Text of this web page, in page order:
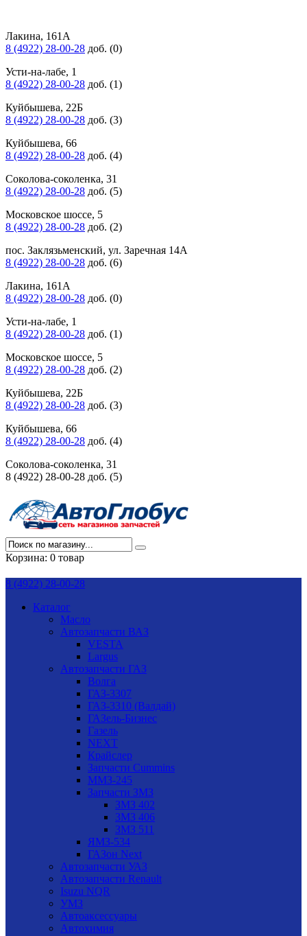
Лакина, 161А
8 (4922) 28-00-28 доб. (0)
Усти-на-лабе, 1
8 (4922) 28-00-28 доб. (1)
Куйбышева, 22Б
8 (4922) 28-00-28 доб. (3)
Куйбышева, 66
8 (4922) 28-00-28 доб. (4)
Соколова-соколенка, 31
8 (4922) 28-00-28 доб. (5)
Московское шоссе, 5
8 (4922) 28-00-28 доб. (2)
пос. Заклязьменский, ул. Заречная 14А
8 (4922) 28-00-28 доб. (6)
Лакина, 161А
8 (4922) 28-00-28 доб. (0)
Усти-на-лабе, 1
8 (4922) 28-00-28 доб. (1)
Московское шоссе, 5
8 (4922) 28-00-28 доб. (2)
Куйбышева, 22Б
8 (4922) 28-00-28 доб. (3)
Куйбышева, 66
8 (4922) 28-00-28 доб. (4)
Соколова-соколенка, 31
8 (4922) 28-00-28 доб. (5)
Корзина: 0 товар
8 (4922) 28-00-28
Каталог
Масло
Автозапчасти ВАЗ
VESTA
Largus
Автозапчасти ГАЗ
Волга
ГАЗ-3307
ГАЗ-3310 (Валдай)
ГАЗель-Бизнес
Газель
NEXT
Крайслер
Запчасти Cummins
ММЗ-245
Запчасти ЗМЗ
ЗМЗ 402
ЗМЗ 406
ЗМЗ 511
ЯМЗ-534
ГАЗон Next
Автозапчасти УАЗ
Автозапчасти Renault
Isuzu NQR
УМЗ
Автоаксессуары
Автохимия